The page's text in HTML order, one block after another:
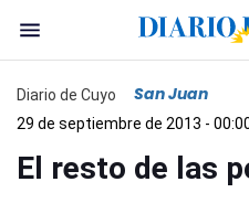
Diario de Cuyo San Juan
29 de septiembre de 2013 -
El resto de las